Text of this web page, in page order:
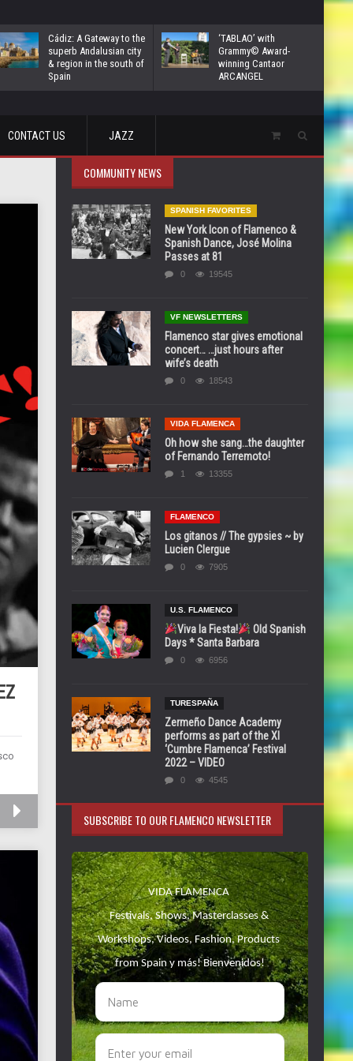
Cádiz: A Gateway to the
superb Andalusian city
& region in the south of
Spain
‘TABLAO’ with
Grammy© Award-
winning Cantaor
ARCANGEL
CONTACT US JAZZ
COMMUNITY NEWS
SPANISH FAVORITES
New York Icon of Flamenco &
Spanish Dance, José Molina
Passes at 81
0 19545
VF NEWSLETTERS
Flamenco star gives emotional
concert… …just hours after
wife’s death
0 18543
VIDA FLAMENCA
Oh how she sang…the daughter
of Fernando Terremoto!
1 13355
FLAMENCO
Los gitanos // The gypsies ~ by
Lucien Clergue
0 7905
U.S. FLAMENCO
Viva la Fiesta!
Old Spanish
Days * Santa Barbara
0 6956
TURESPAÑA
Zermeño Dance Academy
performs as part of the XI
‘Cumbre Flamenca’ Festival
2022 – VIDEO
0 4545
SUBSCRIBE TO OUR FLAMENCO NEWSLETTER